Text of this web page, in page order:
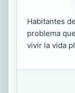
Habitantes
problema
vivir la vida